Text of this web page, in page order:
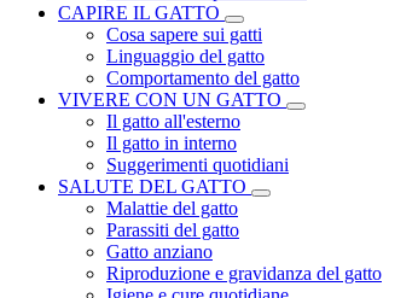
CAPIRE IL GATTO
Cosa sapere sui gatti
Linguaggio del gatto
Comportamento del gatto
VIVERE CON UN GATTO
Il gatto all'esterno
Il gatto in interno
Suggerimenti quotidiani
SALUTE DEL GATTO
Malattie del gatto
Parassiti del gatto
Gatto anziano
Riproduzione e gravidanza del gatto